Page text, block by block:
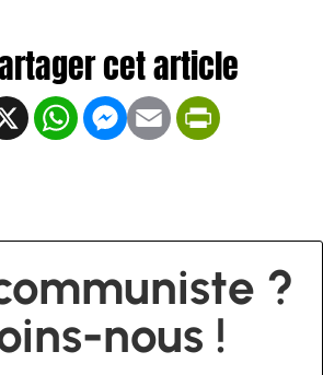
X WhatsApp
Messenger
Email
?
nous !